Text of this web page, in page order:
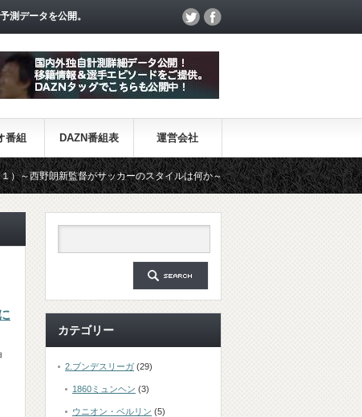
測データを公開。
番組 DAZN番組表 運営会社
監督がサッカーのスタイルは何か～ 【一覧】J1・J2・J3リーグ「
カテゴリー
2.ブンデスリーガ (29)
1860ミュンヘン (3)
ウニオン・ベルリン (5)